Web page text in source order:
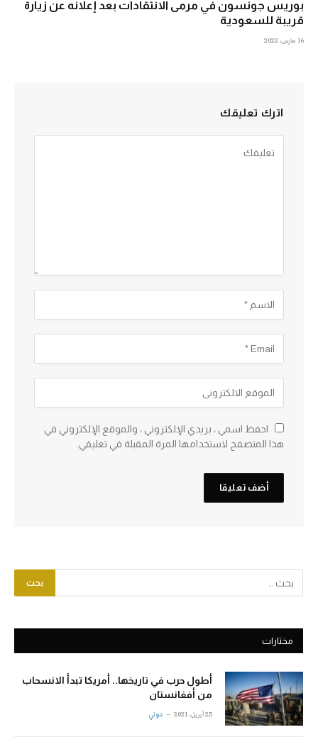
بوريس جونسون في مرمى الانتقادات بعد إعلانه عن زيارة
قريبة للسعودية
16 مارس، 2022
اترك تعليقك
احفظ اسمي ، بريدي الإلكتروني ، والموقع الإلكتروني في
هذا المتصفح لاستخدامها المرة المقبلة في تعليقي.
مختارات
أطول حرب في تاريخها.. أمريكا تبدأ الانسحاب
من أفغانستان
25 أبريل، 2021 دولي